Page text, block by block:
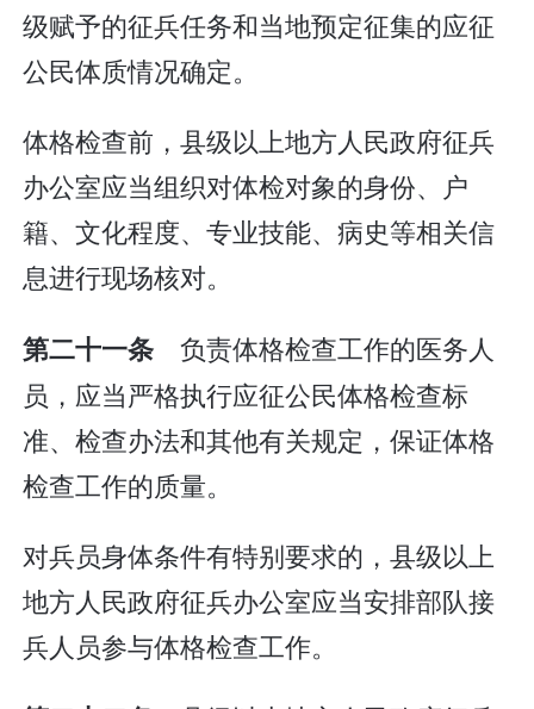
级赋予的征兵任务和当地预定征集的应征
公民体质情况确定。
体格检查前，县级以上地方人民政府征兵
办公室应当组织对体检对象的身份、户
籍、文化程度、专业技能、病史等相关信
息进行现场核对。
第二十一条 负责体格检查工作的医务人
员，应当严格执行应征公民体格检查标
准、检查办法和其他有关规定，保证体格
检查工作的质量。
对兵员身体条件有特别要求的，县级以上
地方人民政府征兵办公室应当安排部队接
兵人员参与体格检查工作。